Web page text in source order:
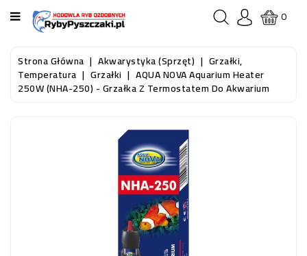
KATEGORIA
STRONA
GŁÓWNA
0
Strona Główna Akwarystyka (sprzęt) Grzałki,
Temperatura Grzałki AQUA NOVA Aquarium Heater
250W (NHA-250) - Grzałka Z Termostatem Do Akwarium